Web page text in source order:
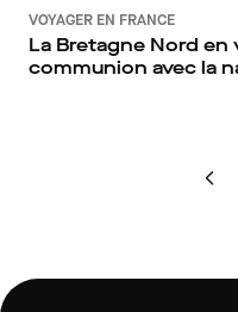
VOYAGER EN FRANCE
La Bretagne Nord
communion avec la